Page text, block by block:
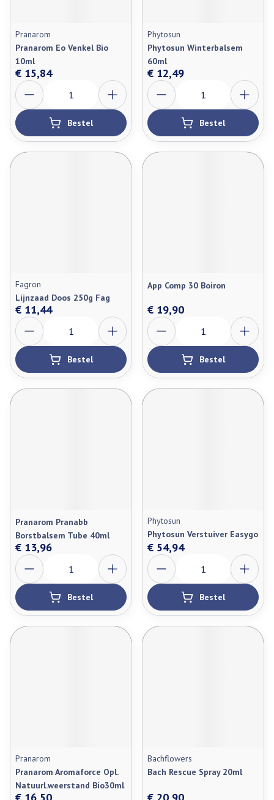
Pranarom
Pranarom Eo Venkel Bio
10ml
€ 15,84
Aantal
Bestel
Phytosun
Phytosun Winterbalsem
60ml
€ 12,49
Aantal
Bestel
Fagron
Lijnzaad Doos 250g Fag
€ 11,44
Aantal
Bestel
App Comp 30 Boiron
€ 19,90
Aantal
Bestel
Pranarom Pranabb
Borstbalsem Tube 40ml
€ 13,96
Aantal
Bestel
Phytosun
Phytosun Verstuiver Easygo
€ 54,94
Aantal
Bestel
Pranarom
Pranarom Aromaforce Opl.
Natuurl.weerstand Bio30ml
Bachflowers
Bach Rescue Spray 20ml